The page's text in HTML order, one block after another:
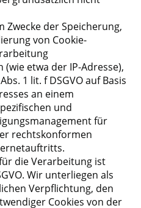
Zwecke der Speicherung,
von Cookie-
etwa der IP-Adresse),
1 lit. f DSGVO auf Basis
an einem
und
für
rechtskonformen
die Verarbeitung ist
Wir unterliegen als
Verpflichtung, den
Cookies von der